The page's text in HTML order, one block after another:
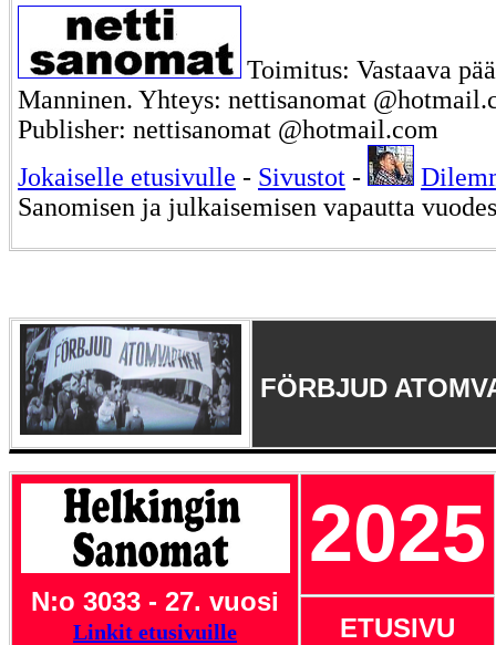
Toimitus: Vastaava
Manninen. Yhteys: nettisanomat
Publisher: nettisanomat @hotmail.com
Jokaiselle etusivulle - Sivustot -
Sanomisen ja julkaisemisen vapautta
FÖRBJUD
N:o 3033 - 27. vuosi
Linkit etusivuille
2025
ETUSIVU